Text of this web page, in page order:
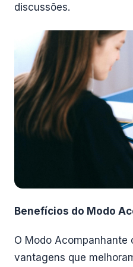
discussões.
Benefícios do Modo
O Modo Acompanhante
vantagens que